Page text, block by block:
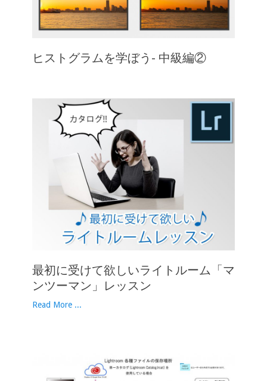
ヒストグラムを学ぼう- 中級編②
最初に受けて欲しいライトルーム「マ
ンツーマン」レッスン
Read More ...